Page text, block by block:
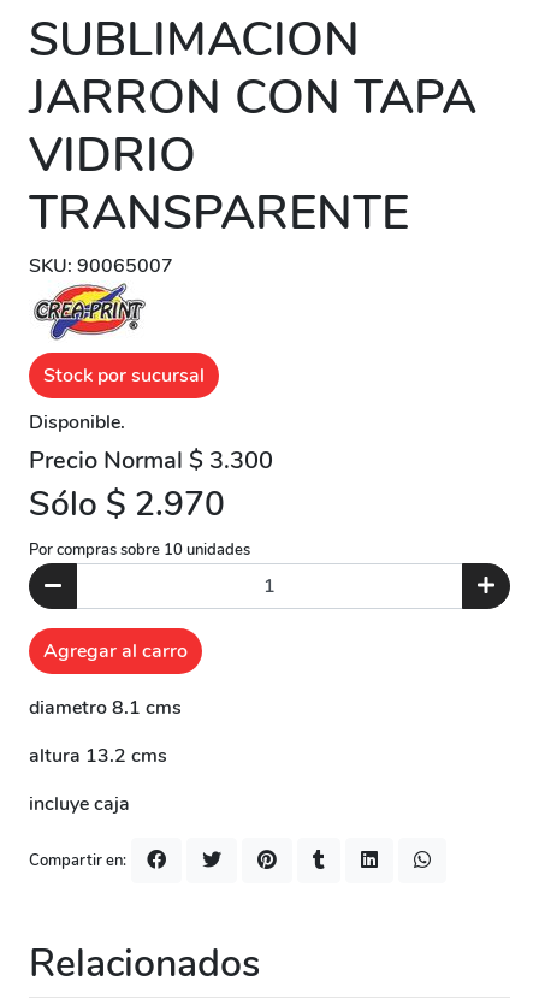
SUBLIMACION
JARRON CON TAPA
VIDRIO
TRANSPARENTE
SKU: 90065007
Stock por sucursal
Disponible.
Precio Normal $ 3.300
Sólo $ 2.970
Por compras sobre 10 unidades
Agregar al carro
diametro 8.1 cms
altura 13.2 cms
incluye caja
Compartir en:
Relacionados